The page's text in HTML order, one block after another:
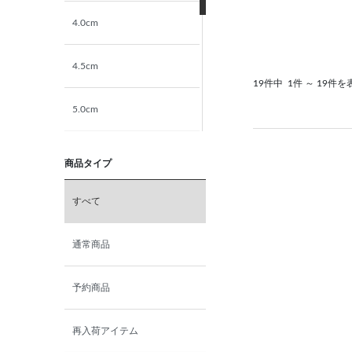
4.0cm
4.5cm
5.0cm
6.0cm
6.5cm
7.0cm
商品タイプ
すべて
通常商品
予約商品
再入荷アイテム
19件中 1件 ～ 19件を